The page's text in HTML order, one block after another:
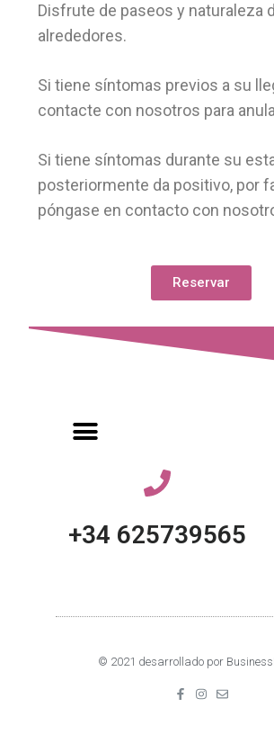
Disfrute de paseos y naturaleza
alrededores.
Si tiene síntomas previos a su
contacte con nosotros para
Si tiene síntomas durante su
posteriormente da positivo, por
póngase en contacto con
Reservar
+34 625739565
© 2021 desarrollado por